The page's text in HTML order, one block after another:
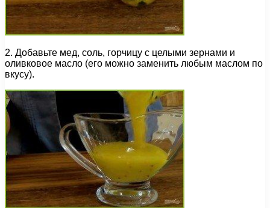
2. Добавьте мед, соль, горчицу с целыми зернами и
оливковое масло (его можно заменить любым маслом по
вкусу).